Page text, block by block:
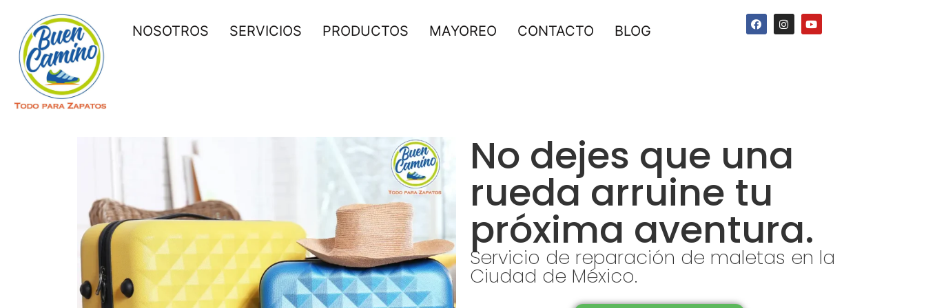
NOSOTROS SERVICIOS PRODUCTOS MAYOREO CONTACTO BLOG
No dejes que una
rueda arruine tu
próxima aventura.
Servicio de reparación de maletas en la
Ciudad de México.